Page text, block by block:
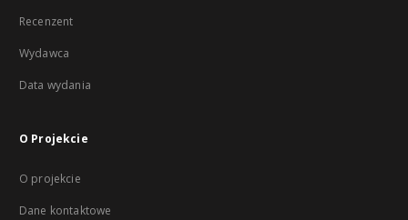
Recenzent
Wydawca
Data wydania
O Projekcie
O projekcie
Dane kontaktowe